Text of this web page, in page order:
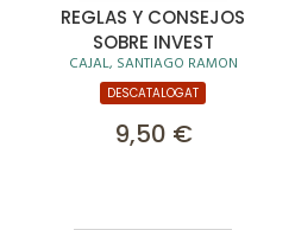
REGLAS Y CONSEJOS
SOBRE INVEST
CAJAL, SANTIAGO RAMON
DESCATALOGAT
9,50 €